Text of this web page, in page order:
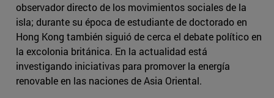
observador directo de los movimientos sociales de la
isla; durante su época de estudiante de doctorado en
Hong Kong también siguió de cerca el debate político en
la excolonia británica. En la actualidad está
investigando iniciativas para promover la energía
renovable en las naciones de Asia Oriental.